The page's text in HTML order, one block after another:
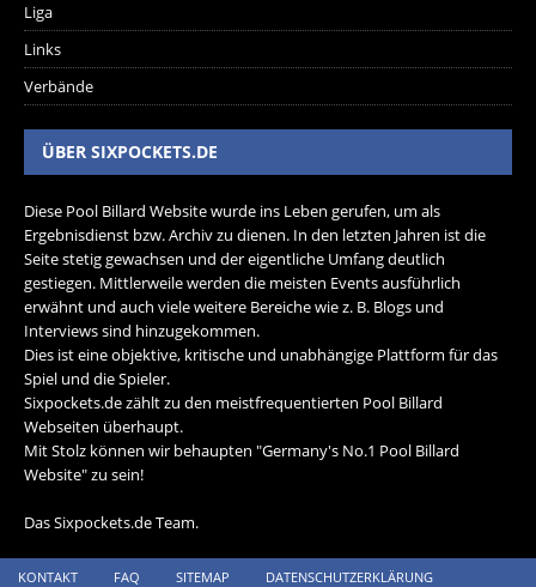
Liga
Links
Verbände
ÜBER SIXPOCKETS.DE
Diese Pool Billard Website wurde ins Leben gerufen, um als
Ergebnisdienst bzw. Archiv zu dienen. In den letzten Jahren ist die
Seite stetig gewachsen und der eigentliche Umfang deutlich
gestiegen. Mittlerweile werden die meisten Events ausführlich
erwähnt und auch viele weitere Bereiche wie z. B. Blogs und
Interviews sind hinzugekommen.
Dies ist eine objektive, kritische und unabhängige Plattform für das
Spiel und die Spieler.
Sixpockets.de zählt zu den meistfrequentierten Pool Billard
Webseiten überhaupt.
Mit Stolz können wir behaupten "Germany's No.1 Pool Billard
Website" zu sein!
Das Sixpockets.de Team.
KONTAKT FAQ SITEMAP DATENSCHUTZERKLÄRUNG